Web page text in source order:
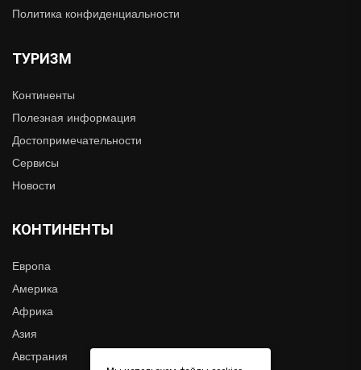
Политика конфиденциальности
ТУРИЗМ
Континенты
Полезная информация
Достопримечательности
Сервисы
Новости
КОНТИНЕНТЫ
Европа
Америка
Африка
Азия
Австрания